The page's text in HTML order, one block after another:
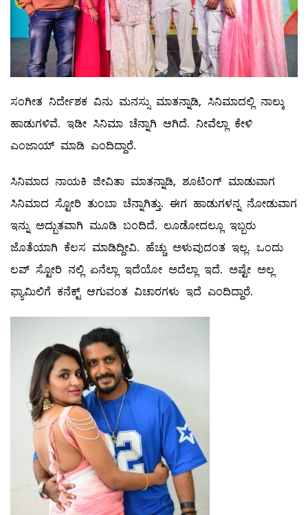
ಸಂಗೀತ ನಿರ್ದೇಶಕ ವಿನು ಮನಸ್ಸು ಮಾತನ್ನಾಡಿ, ಸಿನಿಮಾದಲ್ಲಿ ನಾಲ್ಕು
ಹಾಡುಗಳಿವೆ. ಇಡೀ ಸಿನಿಮಾ ಚೆನ್ನಾಗಿ ಆಗಿದೆ. ನೀವೆಲ್ಲಾ ಕೇಳಿ
ಎಂಜಾಯ್ ಮಾಡಿ ಎಂದಿದ್ದಾರೆ.
ಸಿನಿಮಾದ ನಾಯಕಿ ಜೀವಿತಾ ಮಾತನ್ನಾಡಿ, ಶೂಟಿಂಗ್ ಮಾಡುವಾಗ
ಸಿನಿಮಾದ ಸ್ಟೋರಿ ತುಂಬಾ ಚೆನ್ನಾಗಿತ್ತು. ಈಗ ಹಾಡುಗಳನ್ನ ನೋಡುವಾಗ
ಇನ್ನು ಅದ್ಬುತವಾಗಿ ಮೂಡಿ ಬಂದಿದೆ. ಲೂಡೋದಲ್ಲೂ ಇಬ್ಬರು
ಜೊತೆಯಾಗಿ ಕೆಲಸ ಮಾಡಿದ್ದೀವಿ. ಹೆಚ್ಚು ಅಳುವುದಂತ ಇಲ್ಲ. ಒಂದು
ಲವ್ ಸ್ಟೋರಿ ನಲ್ಲಿ ಏನೆಲ್ಲಾ ಇದೆಯೋ ಅದೆಲ್ಲಾ ಇದೆ‌. ಅಷ್ಟೇ ಅಲ್ಲ
ಫ್ಯಾಮಿಲಿಗೆ ಕನೆಕ್ಟ್ ಆಗುವಂತ ವಿಚಾರಗಳು ಇದೆ ಎಂದಿದ್ದಾರೆ.